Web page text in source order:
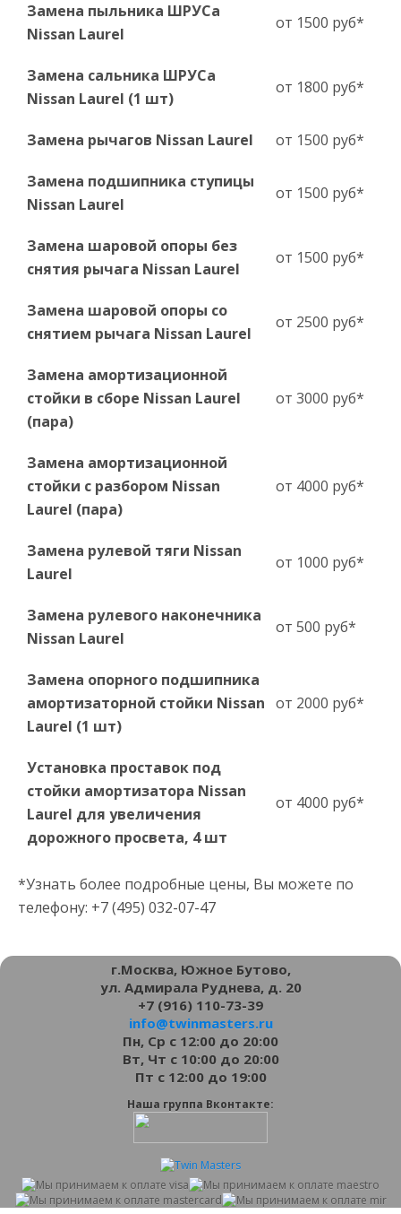
Замена пыльника ШРУСа
Nissan Laurel
от 1500 руб*
Замена сальника ШРУСа
Nissan Laurel (1 шт)
от 1800 руб*
Замена рычагов Nissan Laurel от 1500 руб*
Замена подшипника ступицы
Nissan Laurel
от 1500 руб*
Замена шаровой опоры без
снятия рычага Nissan Laurel
от 1500 руб*
Замена шаровой опоры со
снятием рычага Nissan Laurel
от 2500 руб*
Замена амортизационной
стойки в сборе Nissan Laurel
(пара)
от 3000 руб*
Замена амортизационной
стойки с разбором Nissan
Laurel (пара)
от 4000 руб*
Замена рулевой тяги Nissan
Laurel
от 1000 руб*
Замена рулевого наконечника
Nissan Laurel
от 500 руб*
Замена опорного подшипника
амортизаторной стойки Nissan
Laurel (1 шт)
от 2000 руб*
Установка проставок под
стойки амортизатора Nissan
Laurel для увеличения
дорожного просвета, 4 шт
от 4000 руб*
*Узнать более подробные цены, Вы можете по
телефону: +7 (495) 032-07-47
г.Москва, Южное Бутово,
ул. Адмирала Руднева, д. 20
+7 (916) 110-73-39
info@twinmasters.ru
Пн, Ср с 12:00 до 20:00
Вт, Чт с 10:00 до 20:00
Пт с 12:00 до 19:00
Наша группа Вконтакте: